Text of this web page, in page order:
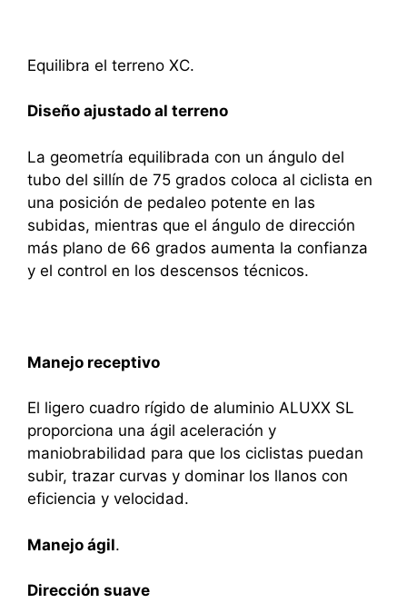
Equilibra el terreno XC.
Diseño ajustado al terreno
La geometría equilibrada con un ángulo del
tubo del sillín de 75 grados coloca al ciclista en
una posición de pedaleo potente en las
subidas, mientras que el ángulo de dirección
más plano de 66 grados aumenta la confianza
y el control en los descensos técnicos.
Manejo receptivo
El ligero cuadro rígido de aluminio ALUXX SL
proporciona una ágil aceleración y
maniobrabilidad para que los ciclistas puedan
subir, trazar curvas y dominar los llanos con
eficiencia y velocidad.
Manejo ágil.
Dirección suave